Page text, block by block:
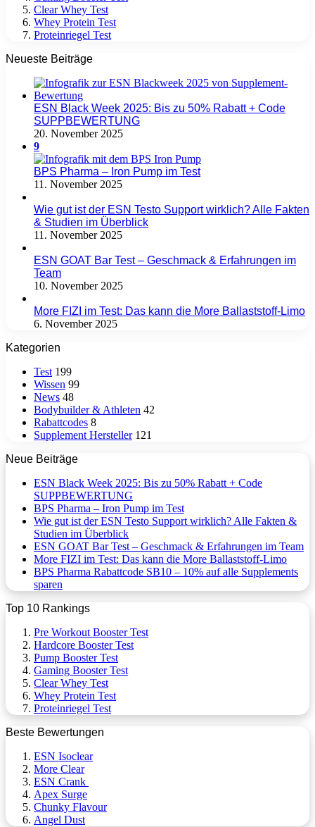
Clear Whey Test
Whey Protein Test
Proteinriegel Test
Neueste Beiträge
ESN Black Week 2025: Bis zu 50% Rabatt + Code
SUPPBEWERTUNG
20. November 2025
9
BPS Pharma – Iron Pump im Test
11. November 2025
Wie gut ist der ESN Testo Support wirklich? Alle Fakten
& Studien im Überblick
11. November 2025
ESN GOAT Bar Test – Geschmack & Erfahrungen im
Team
10. November 2025
More FIZI im Test: Das kann die More Ballaststoff-Limo
6. November 2025
Kategorien
Test 199
Wissen 99
News 48
Bodybuilder & Athleten 42
Rabattcodes 8
Supplement Hersteller 121
Neue Beiträge
ESN Black Week 2025: Bis zu 50% Rabatt + Code
SUPPBEWERTUNG
BPS Pharma – Iron Pump im Test
Wie gut ist der ESN Testo Support wirklich? Alle Fakten &
Studien im Überblick
ESN GOAT Bar Test – Geschmack & Erfahrungen im Team
More FIZI im Test: Das kann die More Ballaststoff-Limo
BPS Pharma Rabattcode SB10 – 10% auf alle Supplements
sparen
Top 10 Rankings
Pre Workout Booster Test
Hardcore Booster Test
Pump Booster Test
Gaming Booster Test
Clear Whey Test
Whey Protein Test
Proteinriegel Test
Beste Bewertungen
ESN Isoclear
More Clear
ESN Crank
Apex Surge
Chunky Flavour
Angel Dust